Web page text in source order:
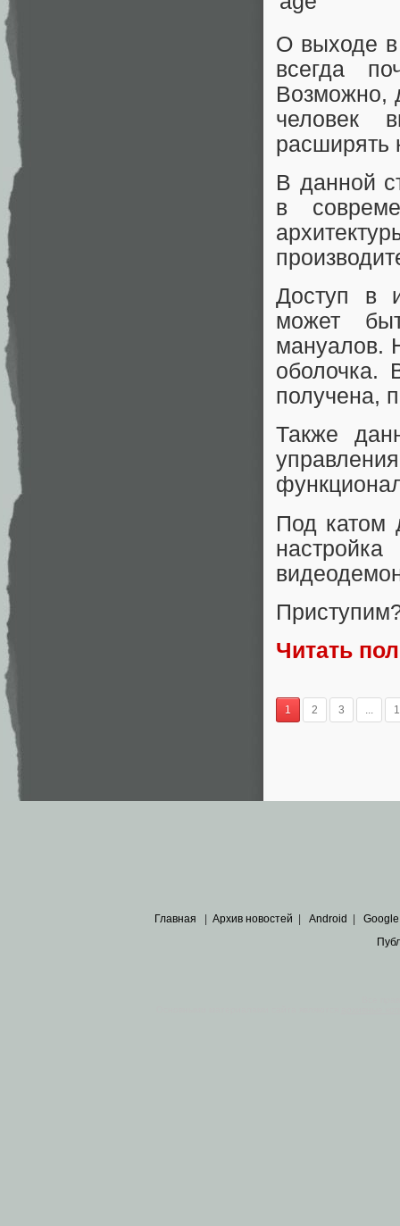
О выходе в
всегда
Возможно,
человек
расширять
В данной
в
Доступ в
может
мануалов.
оболочка.
получена,
Также
Под катом
Читать
1 2 3 ...
Главная Архив новостей Android Google